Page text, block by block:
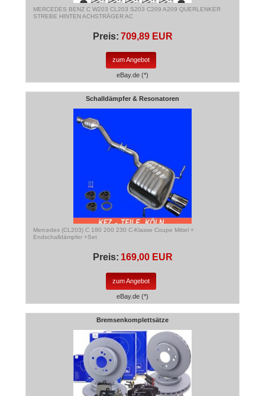
MERCEDES BENZ C W203 CL203 S203 C209 A209 QUERLENKER
STREBE HINTEN ACHSTRÄGER AC
Preis: 709,89 EUR
zum Angebot
eBay.de (*)
Schalldämpfer & Resonatoren
Mercedes (CL203) C 180 200 230 C-Klasse Coupe Mittel +
Endschalldämpfer +Set
Preis: 169,00 EUR
zum Angebot
eBay.de (*)
Bremsenkomplettsätze